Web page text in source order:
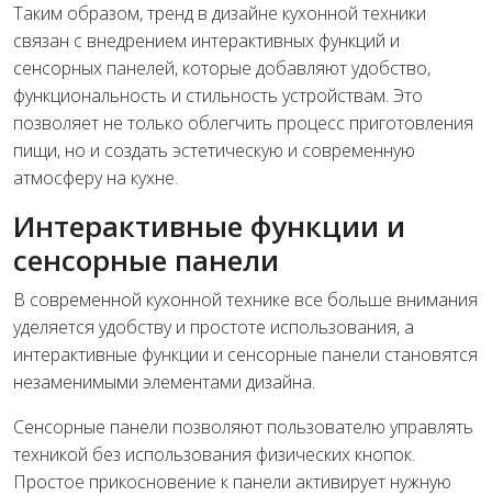
Таким образом, тренд в дизайне кухонной техники
связан с внедрением интерактивных функций и
сенсорных панелей, которые добавляют удобство,
функциональность и стильность устройствам. Это
позволяет не только облегчить процесс приготовления
пищи, но и создать эстетическую и современную
атмосферу на кухне.
Интерактивные функции и
сенсорные панели
В современной кухонной технике все больше внимания
уделяется удобству и простоте использования, а
интерактивные функции и сенсорные панели становятся
незаменимыми элементами дизайна.
Сенсорные панели позволяют пользователю управлять
техникой без использования физических кнопок.
Простое прикосновение к панели активирует нужную